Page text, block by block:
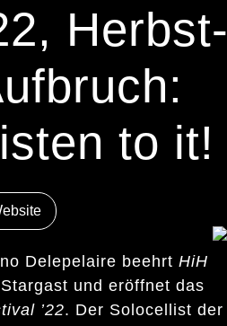
Herbst-
to it!
Delepelaire beehrt HiH
und eröffnet das
’22. Der Solocellist der